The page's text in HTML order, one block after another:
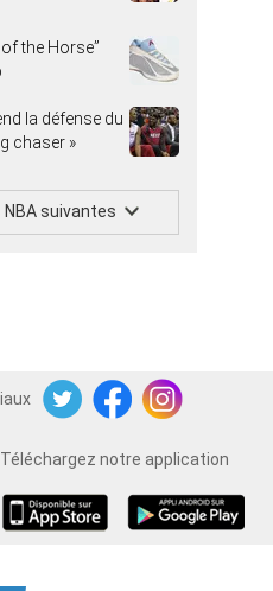
of the Horse”
la défense du
chaser »
suivantes
FacebookInstagram
Téléchargez notre application